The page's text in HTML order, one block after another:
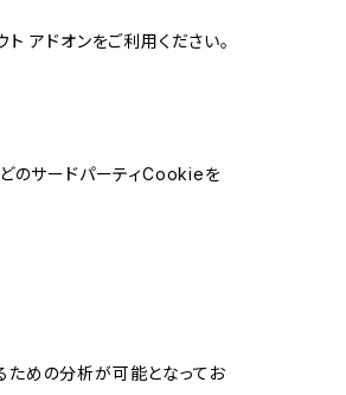
アドオンをご利用ください。
のサードパーティCookieを
ための分析が可能となってお